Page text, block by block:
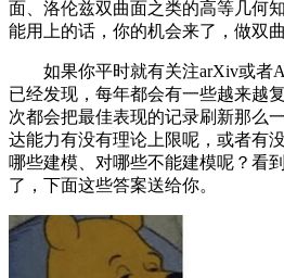
面、洛伦兹双曲面之类的高等几何
能用上的话，你的机会来了，做双
如果你平时就有关注arXiv或者
已经发现，每年都会有一些越来越
次都会把最佳表现的记录刷新那么
达能力有没有理论上限呢，或者有
哪些建模、对哪些不能建模呢？看
了，下面这些答案送给你。